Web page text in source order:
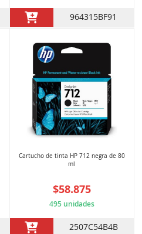
964315BF91
Cartucho de tinta HP 712 negra de 80
ml
$58.875
495 unidades
2507C54B4B